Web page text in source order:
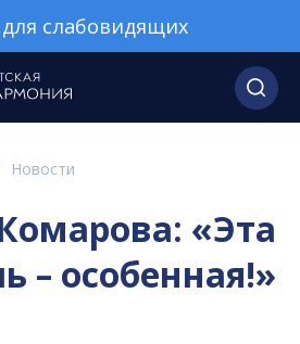
слабовидящих
Новости
«Эта
– особенная!»